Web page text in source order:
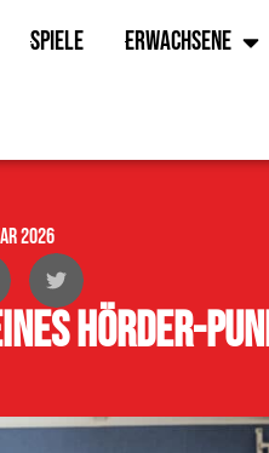
Spiele Erwachsene
2026
Hörder-